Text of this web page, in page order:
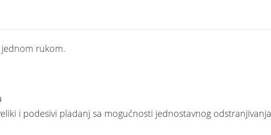
rukom.
i podesivi pladanj sa mogućnosti jednostavnog odstranjivanja